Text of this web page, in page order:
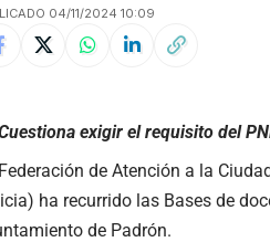
04/11/2024 10:09
exigir el requisito del
de Atención a la
ha recurrido las Bases de
de Padrón.